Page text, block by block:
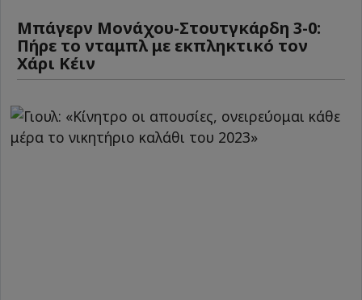
Μπάγερν Μονάχου-Στουτγκάρδη 3-0:
Πήρε το νταμπλ με εκπληκτικό τον
Χάρι Κέιν